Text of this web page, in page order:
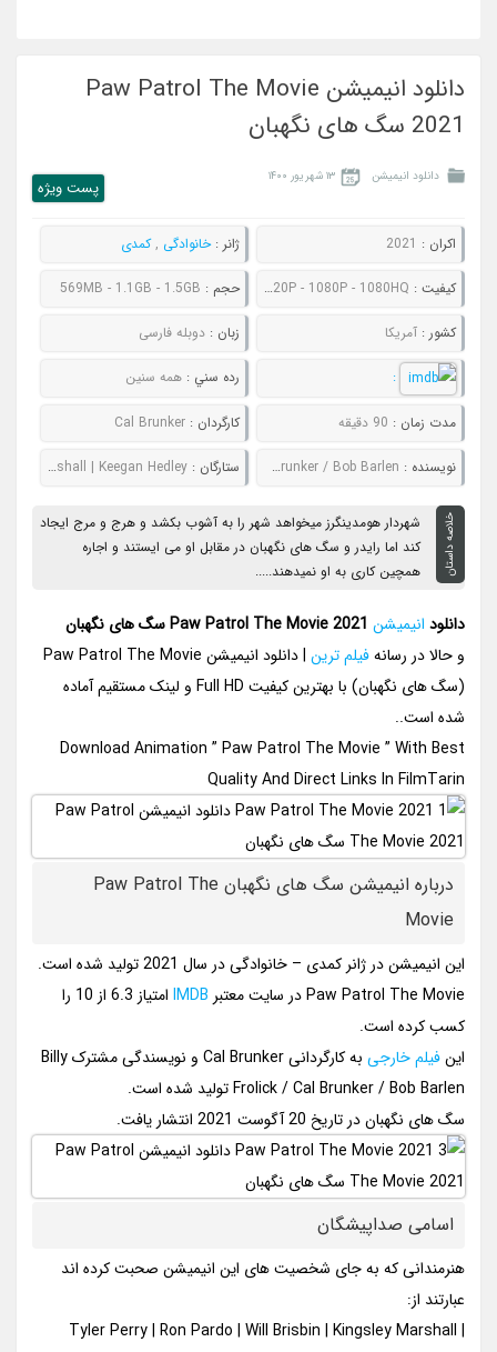
دانلود انیمیشن Paw Patrol The Movie
2021 سگ های نگهبان
دانلود انیمیشن ۱۳ شهریور ۱۴۰۰
پست ويژه
اکران : 2021 ژانر :خانوادگی ,کمدی
کيفيت : 480P - 720P - 1080P - 1080HQ حجم : 569MB - 1.1GB - 1.5GB
کشور :آمریکا زبان : دوبله فارسی
: رده سني : همه سنین
مدت زمان : 90 دقیقه کارگردان : Cal Brunker
نويسنده : Billy Frolick / Cal Brunker / Bob Barlen ستارگان : Tyler Perry | Ron Pardo | Will Brisbin | Kingsley Marshall | Keegan Hedley
خلاصه داستان
شهردار هومدینگرز میخواهد شهر را به آشوب بکشد و هرج و مرج ایجاد
کند اما رایدر و سگ های نگهبان در مقابل او می ایستند و اجاره
همچین کاری به او نمیدهند.....
دانلود انیمیشن
و حالا در رسانهفیلم ترین
| دانلود انیمیشن Paw Patrol The Movie
(سگ های نگهبان) با بهترین کیفیت Full HD و لینک مستقیم آماده
شده است..
Download Animation ” Paw Patrol The Movie ” With Best
Quality And Direct Links In FilmTarin
درباره انیمیشن سگ های نگهبان Paw Patrol The
Movie
این انیمیشن در ژانر کمدی – خانوادگی در سال 2021 تولید شده است.
Paw Patrol The Movie در سایت معتبر
IMDB
امتیاز 6.3 از 10 را
کسب کرده است.
اینفیلم خارجی
به کارگردانی Cal Brunker و نویسندگی مشترک Billy
Frolick / Cal Brunker / Bob Barlen تولید شده است.
سگ های نگهبان در تاریخ 20 آگوست 2021 انتشار یافت.
اسامی صداپیشگان
هنرمندانی که به جای شخصیت های این انیمیشن صحبت کرده اند
عبارتند از:
Tyler Perry | Ron Pardo | Will Brisbin | Kingsley Marshall |